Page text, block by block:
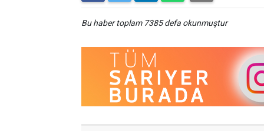
Bu haber toplam 7385 defa okunmuştur